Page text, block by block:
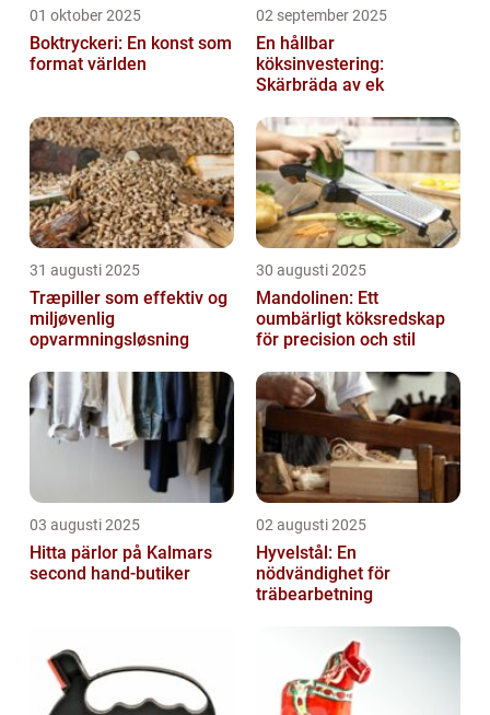
01 oktober 2025
Boktryckeri: En konst som
format världen
02 september 2025
En hållbar
köksinvestering:
Skärbräda av ek
31 augusti 2025
Træpiller som effektiv og
miljøvenlig
opvarmningsløsning
30 augusti 2025
Mandolinen: Ett
oumbärligt köksredskap
för precision och stil
03 augusti 2025
Hitta pärlor på Kalmars
second hand-butiker
02 augusti 2025
Hyvelstål: En
nödvändighet för
träbearbetning